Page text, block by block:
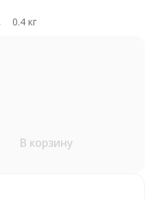
0.4 кг
В корзину